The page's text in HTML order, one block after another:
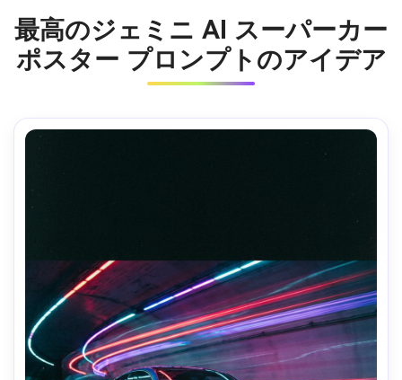
最高のジェミニ AI スーパーカー
ポスター プロンプトのアイデア